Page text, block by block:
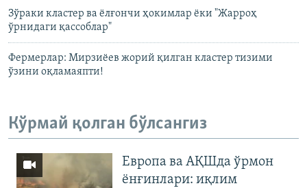
Зўраки кластер ва ёлғончи ҳокимлар ёки "Жарроҳ
ўрнидаги қассоблар"
Фермерлар: Мирзиëев жорий қилган кластер тизими
ўзини оқламаяпти!
Кўрмай қолган бўлсангиз
Европа ва АҚШда ўрмон
ёнғинлари: иқлим